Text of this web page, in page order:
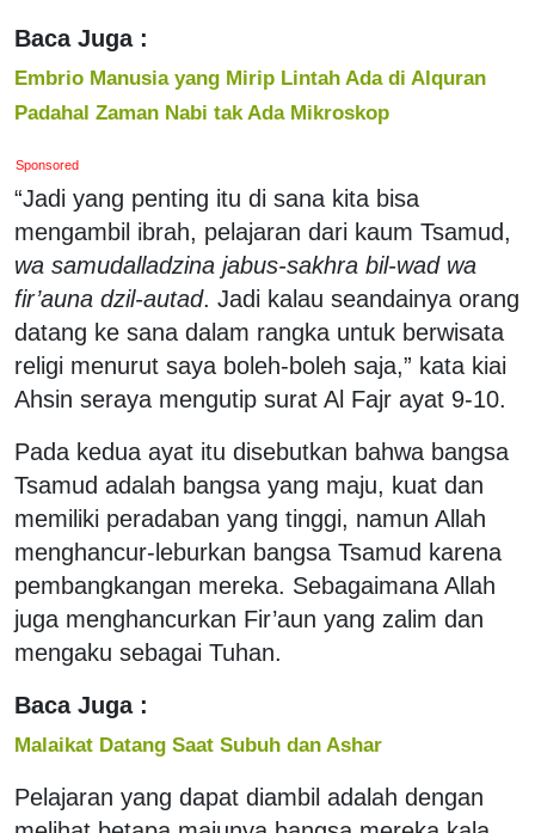
Baca Juga :
Embrio Manusia yang Mirip Lintah Ada di Alquran
Padahal Zaman Nabi tak Ada Mikroskop
Sponsored
“Jadi yang penting itu di sana kita bisa
mengambil ibrah, pelajaran dari kaum Tsamud,
wa samudalladzina jabus-sakhra bil-wad wa
fir’auna dzil-autad. Jadi kalau seandainya orang
datang ke sana dalam rangka untuk berwisata
religi menurut saya boleh-boleh saja,” kata kiai
Ahsin seraya mengutip surat Al Fajr ayat 9-10.
Pada kedua ayat itu disebutkan bahwa bangsa
Tsamud adalah bangsa yang maju, kuat dan
memiliki peradaban yang tinggi, namun Allah
menghancur-leburkan bangsa Tsamud karena
pembangkangan mereka. Sebagaimana Allah
juga menghancurkan Fir’aun yang zalim dan
mengaku sebagai Tuhan.
Baca Juga :
Malaikat Datang Saat Subuh dan Ashar
Pelajaran yang dapat diambil adalah dengan